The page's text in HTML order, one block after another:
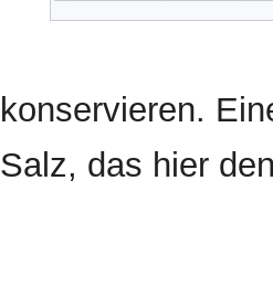
konservieren.
Salz, das hier